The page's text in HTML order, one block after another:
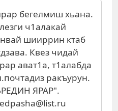
бегелмиш хьана.
ч1алакай
шииррин ктаб
Квез чидай
ават1а, т1алабда
ракъурун.
ЯРАР".